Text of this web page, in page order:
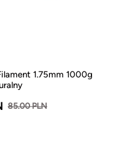
1.75mm 1000g
85.00 PLN